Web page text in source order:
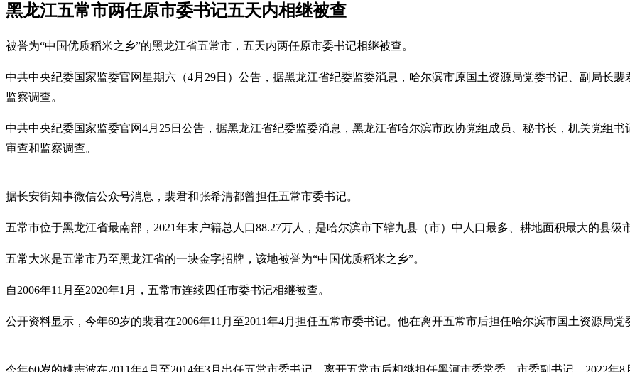
黑龙江五常市两任原市委书记五天内相继被查
被誉为“中国优质稻米之乡”的黑龙江省五常市，五天内两任原市委书记相继被查。
中共中央纪委国家监委官网星期六（4月29日）公告，据黑龙江省纪委监委消息，哈尔滨市原国土资源局党委书记、副局长
监察调查。
中共中央纪委国家监委官网4月25日公告，据黑龙江省纪委监委消息，黑龙江省哈尔滨市政协党组成员、秘书长，机关党组
审查和监察调查。
据长安街知事微信公众号消息，裴君和张希清都曾担任五常市委书记。
五常市位于黑龙江省最南部，2021年末户籍总人口88.27万人，是哈尔滨市下辖九县（市）中人口最多、耕地面积最大的县级市
五常大米是五常市乃至黑龙江省的一块金字招牌，该地被誉为“中国优质稻米之乡”。
自2006年11月至2020年1月，五常市连续四任市委书记相继被查。
公开资料显示，今年69岁的裴君在2006年11月至2011年4月担任五常市委书记。他在离开五常市后担任哈尔滨市国土资源局党
今年60岁的姚志波在2011年4月至2014年3月出任五常市委书记，离开五常市后相继担任黑河市委常委、市委副书记，2022年8